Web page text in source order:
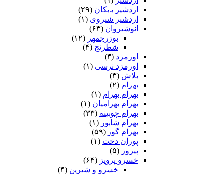
اردشیر بابکان (۲۹)
اردشیر شیروی (۱)
انوشیروان (۶۳)
بوزرجمهر (۱۲)
شطرنج (۴)
اورمزد (۳)
اورمزد نرسى‏ (۱)
بلاش (۳)
بهرام (۲)
بهرام بهرام (۱)
بهرام بهرامیان‏ (۱)
بهرام چوبینه (۳۳)
بهرام شاپور (۱)
بهرام گور (۵۹)
پوران دخت (۱)
پیروز (۵)
خسرو پرویز (۶۴)
خسرو و شیرین (۴)